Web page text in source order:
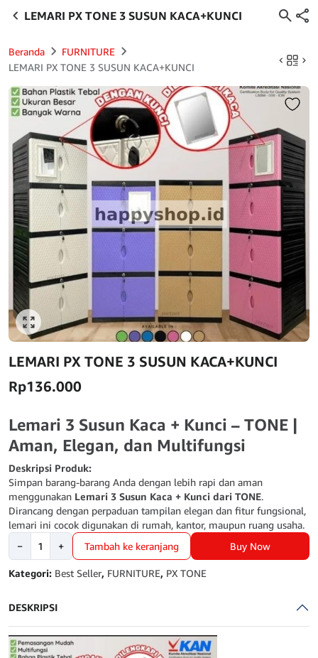
LEMARI PX TONE 3 SUSUN KACA+KUNCI
Beranda
FURNITURE
LEMARI PX TONE 3 SUSUN KACA+KUNCI
Click to enlarge
LEMARI PX TONE 3 SUSUN KACA+KUNCI
Rp136.000
Lemari 3 Susun Kaca + Kunci – TONE |
Aman, Elegan, dan Multifungsi
Deskripsi Produk:
Simpan barang-barang Anda dengan lebih rapi dan aman
menggunakan Lemari 3 Susun Kaca + Kunci dari TONE.
Dirancang dengan perpaduan tampilan elegan dan fitur fungsional,
lemari ini cocok digunakan di rumah, kantor, maupun ruang usaha.
−
Kuantitas
PX
SUSUN
KACA+KUNCI
+ Tambah ke keranjang Buy Now
Kategori: Best Seller, FURNITURE, PX TONE
DESKRIPSI